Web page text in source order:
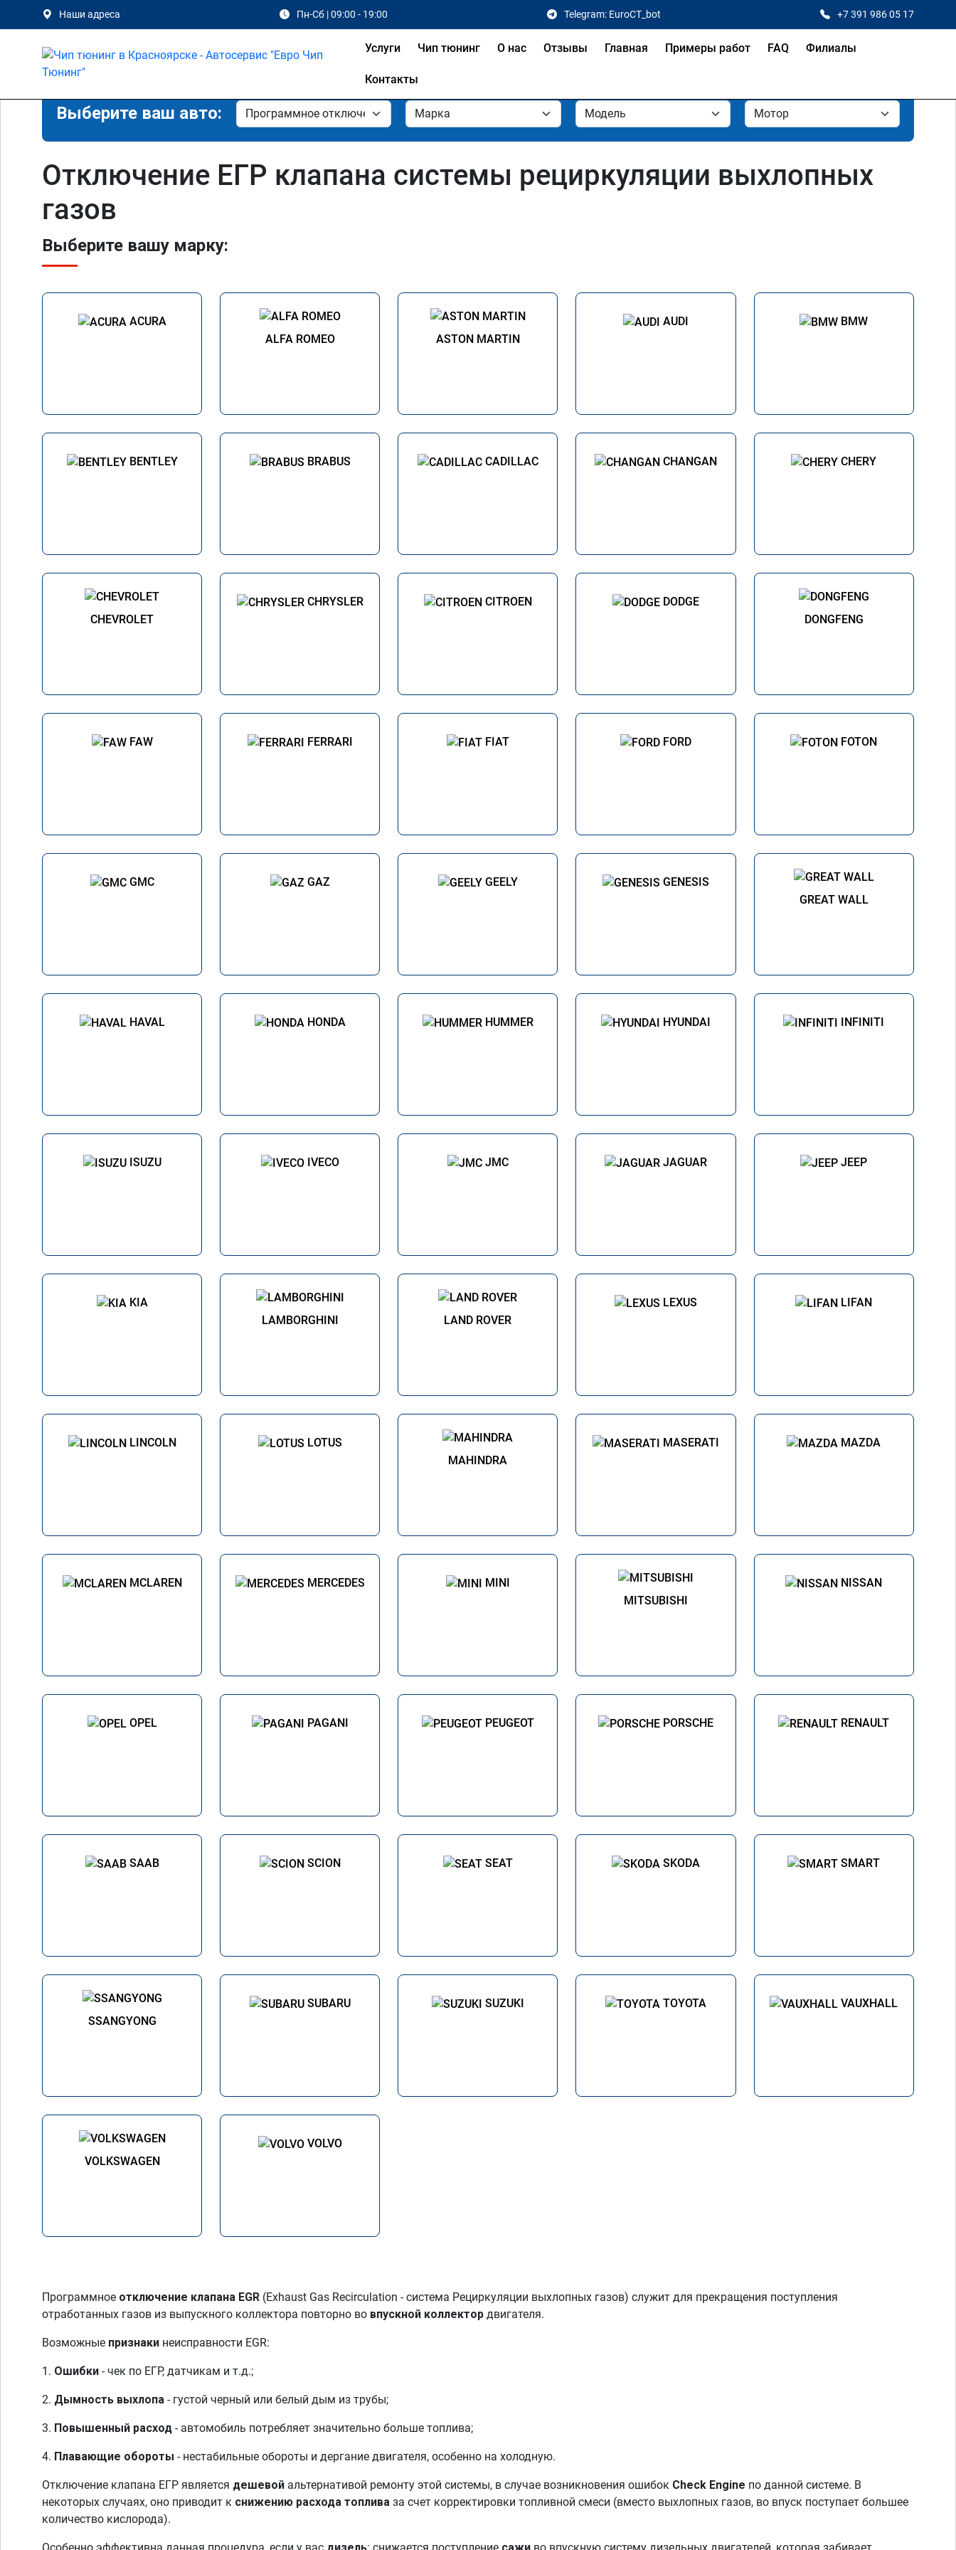
Наши адреса Пн-Сб | 09:00 - 19:00 Telegram: EuroCT_bot +7 391 986 05 17
Услуги Чип тюнинг О нас Отзывы Главная Примеры работ FAQ Филиалы
Контакты
Выберите ваш авто:
Отключение ЕГР клапана системы рециркуляции выхлопных
газов
Выберите вашу марку:
ACURA
ALFA ROMEO
ASTON MARTIN
AUDI BMW
BENTLEY BRABUS CADILLAC CHANGAN CHERY
CHEVROLET
CHRYSLER CITROEN
DODGE
DONGFENG
FAW FERRARI FIAT FORD FOTON
GMC GAZ GEELY
GENESIS
GREAT WALL
HAVAL HONDA HUMMER HYUNDAI INFINITI
ISUZU IVECO JMC JAGUAR JEEP
KIA
LAMBORGHINI
LAND ROVER
LEXUS LIFAN
LINCOLN
LOTUS
MAHINDRA
MASERATI MAZDA
MCLAREN MERCEDES
MINI
MITSUBISHI
NISSAN
OPEL PAGANI PEUGEOT PORSCHE RENAULT
SAAB SCION SEAT SKODA SMART
SSANGYONG
SUBARU SUZUKI TOYOTA VAUXHALL
VOLKSWAGEN
VOLVO
Программное отключение клапана EGR (Exhaust Gas Recirculation - система Рециркуляции выхлопных газов) служит для прекращения поступления
отработанных газов из выпускного коллектора повторно во впускной коллектор двигателя.
Возможные признаки неисправности EGR:
1. Ошибки - чек по ЕГР, датчикам и т.д.;
2. Дымность выхлопа - густой черный или белый дым из трубы;
3. Повышенный расход - автомобиль потребляет значительно больше топлива;
4. Плавающие обороты - нестабильные обороты и дергание двигателя, особенно на холодную.
Отключение клапана ЕГР является дешевой альтернативой ремонту этой системы, в случае возникновения ошибок Check Engine по данной системе. В
некоторых случаях, оно приводит к снижению расхода топлива за счет корректировки топливной смеси (вместо выхлопных газов, во впуск поступает большее
количество кислорода).